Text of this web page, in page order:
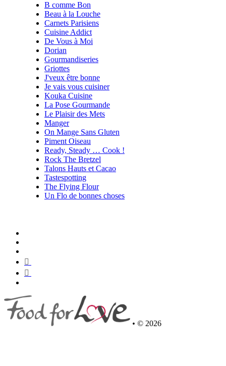
B comme Bon
Beau à la Louche
Carnets Parisiens
Cuisine Addict
De Vous à Moi
Dorian
Gourmandiseries
Griottes
J'veux être bonne
Je vais vous cuisiner
Kouka Cuisine
La Pose Gourmande
Le Plaisir des Mets
Manger
On Mange Sans Gluten
Piment Oiseau
Ready, Steady … Cook !
Rock The Bretzel
Talons Hauts et Cacao
Tastespotting
The Flying Flour
Un Flo de bonnes choses
• © 2026